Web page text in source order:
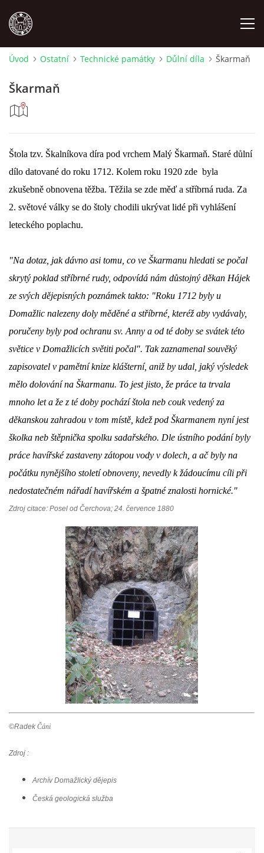
NÁRODOPIS
Kontakt:
tel. 773 916 275
info@domdej.cz
--------------------------------------------------------------
Tento projekt je realizován za finanční podpory
© 2026 eStránky.cz |Aktualizováno: 17. 7. 2026|Nahoru ↑
Úvod Ostatní Technické památky Důlní díla Škarmaň
Škarmaň
Štola tzv. Škalníkova díra pod vrchem Malý Škarmaň. Staré důlní
dílo datované do roku 1712. Kolem roku 1920 zde byla
zkušebně obnovena těžba. Těžila se zde měď a stříbrná ruda. Za
2. světové války se do štoly chodili ukrývat lidé při vyhlášení
leteckého poplachu.
"Na dotaz, jak dávno asi tomu, co ve Škarmanu hledati se počal
skrytý poklad stříbrné rudy, odpovídá nám důstojný děkan Hájek
ze svých dějepisných poznámek takto: "Roku 1712 byly u
Domažlic nalezeny doly měděné a stříbrné, kteréž aby vydávaly,
poručeny byly pod ochranu sv. Anny a od té doby se svátek této
světice v Domažlicích světiti počal". Tak zaznamenal souvěký
zapisovatel v pamětní knize klášterní, aniž by udal, jaký výsledek
mělo dolování na Škarmanu. To jest jisto, že práce ta trvala
mnoho let a že z té doby pochází štola neb couk vedený za
děkanskou zahradou v tom místě, kdež pod Škarmanem nyní jest
školka neb štěpnička spolku sadařského. Dle ústního podání byly
práce havířské zastaveny zátopou vody v dolech, a ač byly na
počátku nynějšího století obnoveny, nevedly k žádoucímu cíli při
nedostatečném nářadí havířském a špatné znalosti hornické."
Zdroj citace: Posel od Čerchova; 24. července 1880
©Radek Čáni
Zdroj :
Archív Domažlický dějepis
Česká geologická služba